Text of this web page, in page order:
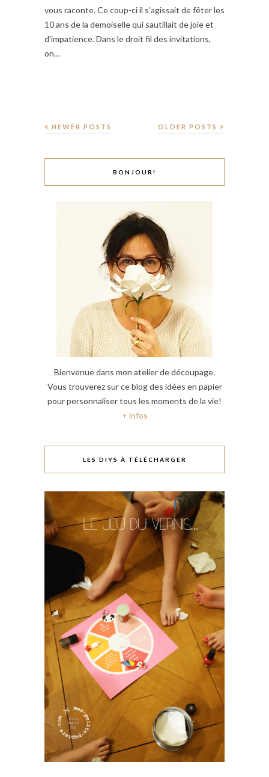
vous raconte. Ce coup-ci il s’agissait de fêter les
10 ans de la demoiselle qui sautillait de joie et
d’impatience. Dans le droit fil des invitations,
on…
OLDER POSTS
NEWER POSTS
BONJOUR!
Bienvenue dans mon atelier de découpage.
Vous trouverez sur ce blog des idées en papier
pour personnaliser tous les moments de la vie!
+ infos
LES DIYS À TÉLÉCHARGER